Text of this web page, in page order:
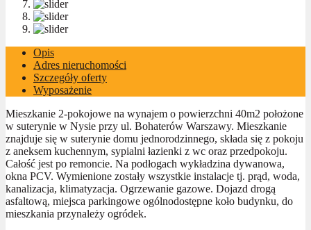
Opis
Adres nieruchomości
Szczegóły oferty
Wyposażenie
Mieszkanie 2-pokojowe na wynajem o powierzchni 40m2 położone
w suterynie w Nysie przy ul. Bohaterów Warszawy. Mieszkanie
znajduje się w suterynie domu jednorodzinnego, składa się z pokoju
z aneksem kuchennym, sypialni łazienki z wc oraz przedpokoju.
Całość jest po remoncie. Na podłogach wykładzina dywanowa,
okna PCV. Wymienione zostały wszystkie instalacje tj. prąd, woda,
kanalizacja, klimatyzacja. Ogrzewanie gazowe. Dojazd drogą
asfaltową, miejsca parkingowe ogólnodostępne koło budynku, do
mieszkania przynależy ogródek.